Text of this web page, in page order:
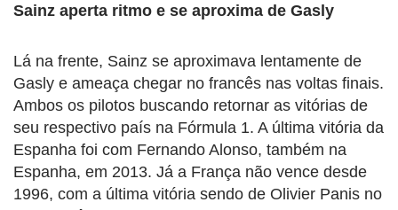
Sainz aperta ritmo e se aproxima de Gasly
Lá na frente, Sainz se aproximava lentamente de
Gasly e ameaça chegar no francês nas voltas finais.
Ambos os pilotos buscando retornar as vitórias de
seu respectivo país na Fórmula 1. A última vitória da
Espanha foi com Fernando Alonso, também na
Espanha, em 2013. Já a França não vence desde
1996, com a última vitória sendo de Olivier Panis no